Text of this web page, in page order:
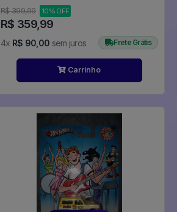
R$ 399,99 10% OFF
R$ 359,99
4x R$ 90,00 sem juros Frete Grátis
Carrinho